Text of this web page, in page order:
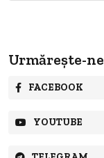
Urmărește-ne
FACEBOOK
YOUTUBE